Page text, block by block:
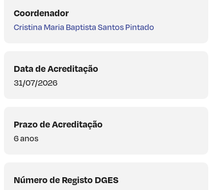
Coordenador
Cristina Maria Baptista Santos Pintado
Data de Acreditação
31/07/2026
Prazo de Acreditação
6 anos
Número de Registo DGES